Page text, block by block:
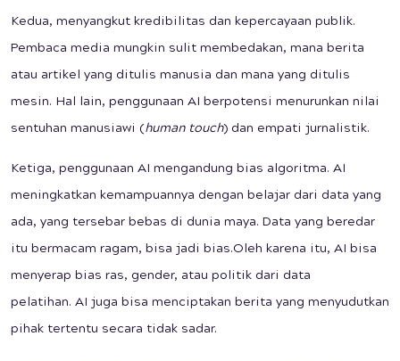
Kedua, menyangkut kredibilitas dan kepercayaan publik.
Pembaca media mungkin sulit membedakan, mana berita
atau artikel yang ditulis manusia dan mana yang ditulis
mesin. Hal lain, penggunaan AI berpotensi menurunkan nilai
sentuhan manusiawi (human touch) dan empati jurnalistik.
Ketiga, penggunaan AI mengandung bias algoritma. AI
meningkatkan kemampuannya dengan belajar dari data yang
ada, yang tersebar bebas di dunia maya. Data yang beredar
itu bermacam ragam, bisa jadi bias.Oleh karena itu, AI bisa
menyerap bias ras, gender, atau politik dari data
pelatihan. AI juga bisa menciptakan berita yang menyudutkan
pihak tertentu secara tidak sadar.